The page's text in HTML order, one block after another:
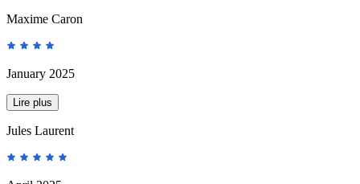
Maxime Caron
January 2025
Lire plus
Jules Laurent